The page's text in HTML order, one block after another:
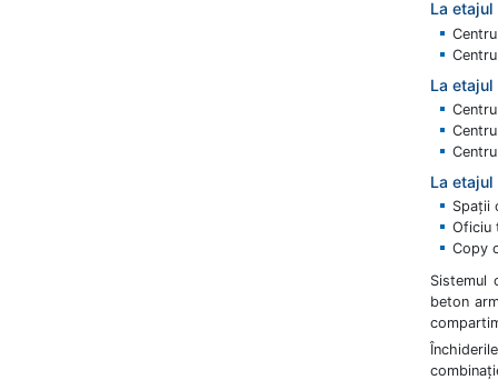
La
La
La
Spaţii
Oficiu
Copy
Sistemul
beton